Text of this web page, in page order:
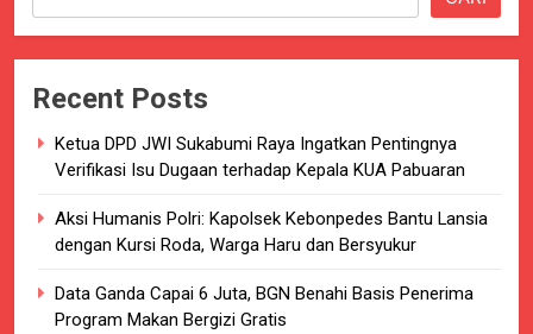
Recent Posts
Ketua DPD JWI Sukabumi Raya Ingatkan Pentingnya
Verifikasi Isu Dugaan terhadap Kepala KUA Pabuaran
Aksi Humanis Polri: Kapolsek Kebonpedes Bantu Lansia
dengan Kursi Roda, Warga Haru dan Bersyukur
Data Ganda Capai 6 Juta, BGN Benahi Basis Penerima
Program Makan Bergizi Gratis